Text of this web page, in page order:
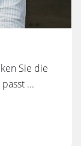
Sie die
...